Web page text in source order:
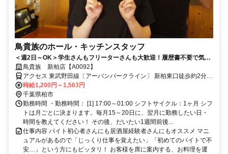
鳥貴族のホール・キッチンスタッフ
＜週2日～OK＞学生さんもフリーターさんも大歓迎！履歴書不要で気軽
にスタート♪
鳥貴族 新柏店【A0092】
アクセス 東武野田線〔アーバンパークライン〕 新柏東口徒歩約2分、
東武野田線〔アーバンパークライン〕 増尾西口徒歩約19分、ＪＲ常
磐線 南柏東口徒歩約21分 新柏駅～徒歩1分
時給1,200円～1,563円
千葉県柏市
勤務時間 ・勤務時間： [1] 17:00～01:00 シフトサイクル：1ヶ月 シフ
トは月ごとに決まります。毎月15～20日に、翌月に勤務したい日・
時間を教えてください！ その後、だいたい1週間前後...
仕事内容 バイト初心者さんにも居酒屋経験者さんにもオススメ マニ
ュアルがあるので「じっくり仕事を覚えたい」「初めてのバイトで不
安…」という方にもピッタリ！ お客様を席に案内する、お料理を運